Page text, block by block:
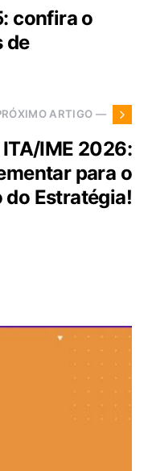
confira o
de
ARTIGO —
IME 2026:
para o
Estratégia!